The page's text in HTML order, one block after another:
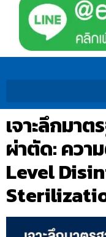
เจาะลึกมา
ผ่าตัด: ควา
Level